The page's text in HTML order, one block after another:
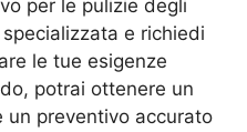
per le pulizie degli
e richiedi
le tue esigenze
potrai ottenere un
un preventivo accurato